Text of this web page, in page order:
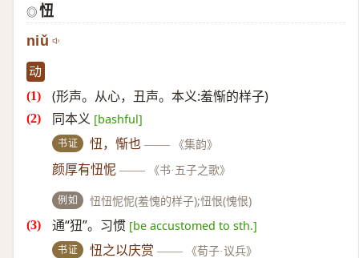
◎ 忸
niǔ
动
(形声。从心，丑声。本义:羞惭的样子)
同本义 [bashful]
书证 忸，惭也 —— 《集韵》
颜厚有忸怩 —— 《书·五子之歌》
例如 忸忸怩怩(羞愧的样子);忸恨(愧恨)
通“狃”。习惯 [be accustomed to sth.]
书证 忸之以庆赏 —— 《荀子·议兵》